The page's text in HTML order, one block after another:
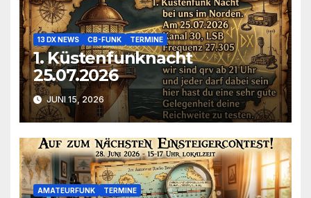
13 DX NEWS CB-FUNK TERMINE
1. Küstenfunknacht
25.07.2026
JUNI 15, 2026
AMATEURFUNK TERMINE